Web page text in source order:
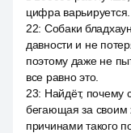
цифра
22: Собаки
давности и не
поэтому даже не
все равно это.
23: Найдёт, почему
бегающая за своим
причинами такого